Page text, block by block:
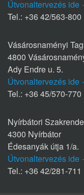
Útvonaltervezés
Tel.: +36 42/563-800
Vásárosnaményi
4800
Ady Endre u. 5.
Útvonaltervezés
Tel.: +36 45/570-770
Nyírbátori
4300 Nyírbátor
Édesanyák útja 1/a.
Útvonaltervezés
Tel.: +36 42/281-711